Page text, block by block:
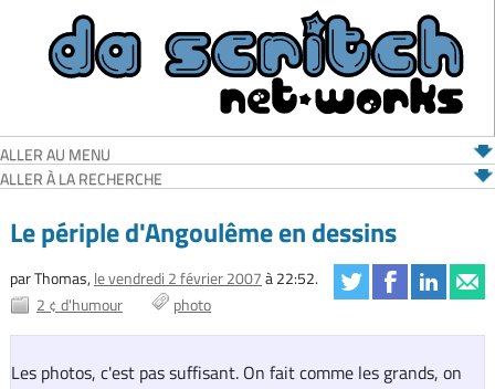
ALLER AU MENU
ALLER À LA RECHERCHE
Le périple d'Angoulême en dessins
par Thomas, le vendredi 2 février 2007à 22:52.
2 ¢ d'humour
photo
Les photos, c'est pas suffisant. On fait comme les grands, on